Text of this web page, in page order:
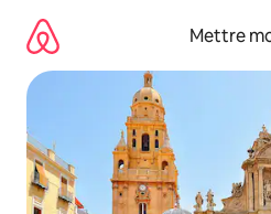
directement
contenu
Mettre